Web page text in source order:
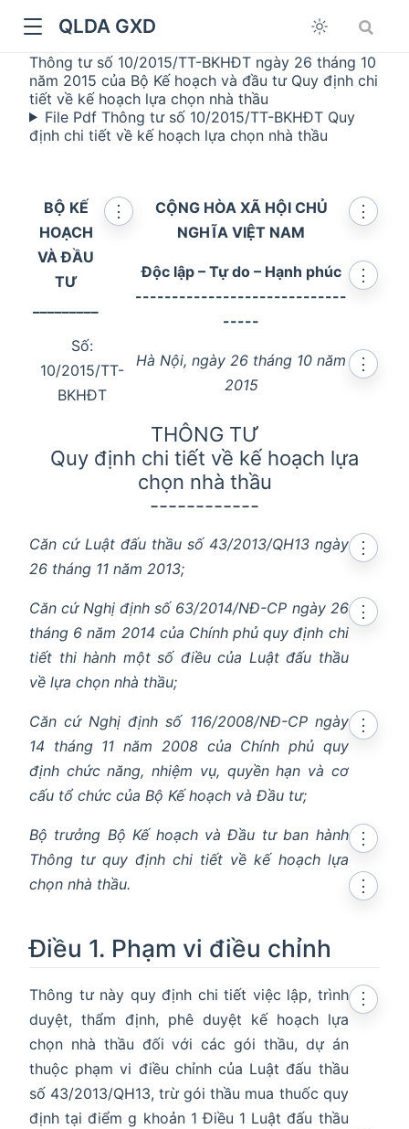
QLDA GXD
Thông tư số 10/2015/TT-BKHĐT ngày 26 tháng 10
năm 2015 của Bộ Kế hoạch và đầu tư Quy định chi
tiết về kế hoạch lựa chọn nhà thầu
File Pdf Thông tư số 10/2015/TT-BKHĐT Quy
định chi tiết về kế hoạch lựa chọn nhà thầu
BỘ KẾ
HOẠCH
VÀ ĐẦU
TƯ
⋮
Số:
10/2015/TT-
BKHĐT
CỘNG HÒA XÃ HỘI CHỦ
NGHĨA VIỆT NAM
⋮
Độc lập – Tự do – Hạnh phúc
-----------------------------
-----
⋮
Hà Nội, ngày 26 tháng 10 năm
2015
⋮
THÔNG TƯ
Quy định chi tiết về kế hoạch lựa
chọn nhà thầu
------------
Căn cứ Luật đấu thầu số 43/2013/QH13 ngày
26 tháng 11 năm 2013;
⋮
Căn cứ Nghị định số 63/2014/NĐ-CP ngày 26
tháng 6 năm 2014 của Chính phủ quy định chi
tiết thi hành một số điều của Luật đấu thầu
về lựa chọn nhà thầu;
⋮
Căn cứ Nghị định số 116/2008/NĐ-CP ngày
14 tháng 11 năm 2008 của Chính phủ quy
định chức năng, nhiệm vụ, quyền hạn và cơ
cấu tổ chức của Bộ Kế hoạch và Đầu tư;
⋮
Bộ trưởng Bộ Kế hoạch và Đầu tư ban hành
Thông tư quy định chi tiết về kế hoạch lựa
chọn nhà thầu.
⋮
Điều 1. Phạm vi điều chỉnh
⋮
Thông tư này quy định chi tiết việc lập, trình
duyệt, thẩm định, phê duyệt kế hoạch lựa
chọn nhà thầu đối với các gói thầu, dự án
thuộc phạm vi điều chỉnh của Luật đấu thầu
số 43/2013/QH13, trừ gói thầu mua thuốc quy
định tại điểm g khoản 1 Điều 1 Luật đấu thầu
⋮